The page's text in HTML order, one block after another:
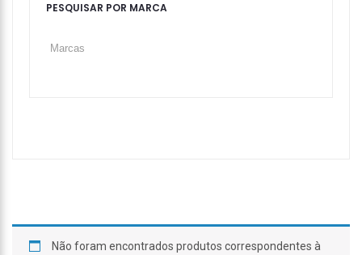
PESQUISAR POR MARCA
Não foram encontrados produtos correspondentes à